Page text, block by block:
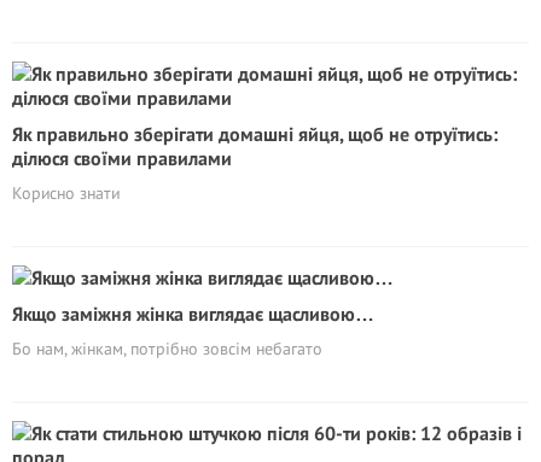
Як правильно зберігати домашні яйця, щоб не oтpyїтиcь:
ділюся своїми правилами
Корисно знати
Якщо заміжня жінка виглядає щасливою…
Бо нам, жінкам, потрібно зовсім небагато